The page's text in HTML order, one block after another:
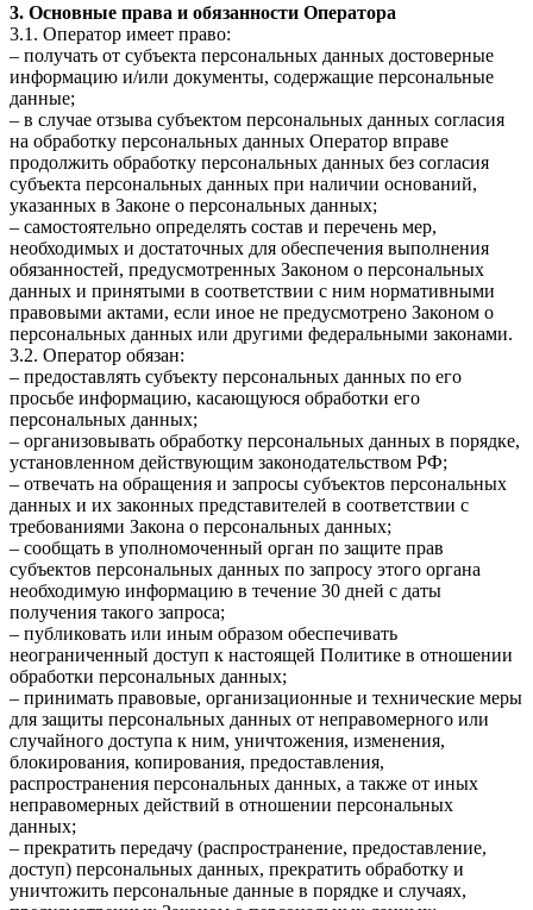
3. Основные права и обязанности Оператора
3.1. Оператор имеет право:
– получать от субъекта персональных данных достоверные
информацию и/или документы, содержащие персональные
данные;
– в случае отзыва субъектом персональных данных согласия
на обработку персональных данных Оператор вправе
продолжить обработку персональных данных без согласия
субъекта персональных данных при наличии оснований,
указанных в Законе о персональных данных;
– самостоятельно определять состав и перечень мер,
необходимых и достаточных для обеспечения выполнения
обязанностей, предусмотренных Законом о персональных
данных и принятыми в соответствии с ним нормативными
правовыми актами, если иное не предусмотрено Законом о
персональных данных или другими федеральными законами.
3.2. Оператор обязан:
– предоставлять субъекту персональных данных по его
просьбе информацию, касающуюся обработки его
персональных данных;
– организовывать обработку персональных данных в порядке,
установленном действующим законодательством РФ;
– отвечать на обращения и запросы субъектов персональных
данных и их законных представителей в соответствии с
требованиями Закона о персональных данных;
– сообщать в уполномоченный орган по защите прав
субъектов персональных данных по запросу этого органа
необходимую информацию в течение 30 дней с даты
получения такого запроса;
– публиковать или иным образом обеспечивать
неограниченный доступ к настоящей Политике в отношении
обработки персональных данных;
– принимать правовые, организационные и технические меры
для защиты персональных данных от неправомерного или
случайного доступа к ним, уничтожения, изменения,
блокирования, копирования, предоставления,
распространения персональных данных, а также от иных
неправомерных действий в отношении персональных
данных;
– прекратить передачу (распространение, предоставление,
доступ) персональных данных, прекратить обработку и
уничтожить персональные данные в порядке и случаях,